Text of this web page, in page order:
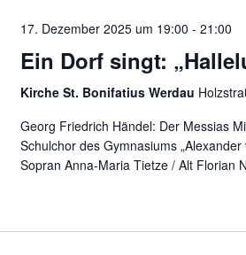
17. Dezember 2025 um 19:00 -21:00
Ein Dorf singt:
Kirche St. Bonifatius Werdau
Georg Friedrich Händel: Der Messias
Schulchor des Gymnasiums
Sopran Anna-Maria Tietze / Alt